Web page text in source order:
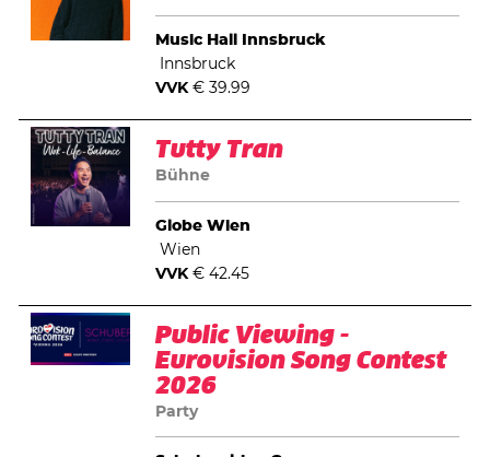
Music Hall Innsbruck
Innsbruck
VVK€ 39.99
Tutty Tran
Bühne
Globe Wien
Wien
VVK€ 42.45
Public Viewing -
Eurovision Song Contest
2026
Party